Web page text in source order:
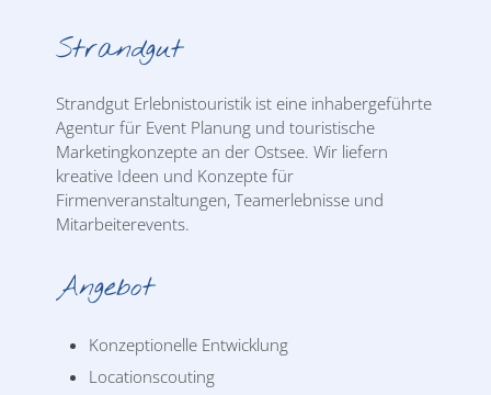
Strandgut
Strandgut Erlebnistouristik ist eine inhabergeführte
Agentur für Event Planung und touristische
Marketingkonzepte an der Ostsee. Wir liefern
kreative Ideen und Konzepte für
Firmenveranstaltungen, Teamerlebnisse und
Mitarbeiterevents.
Angebot
Konzeptionelle Entwicklung
Locationscouting